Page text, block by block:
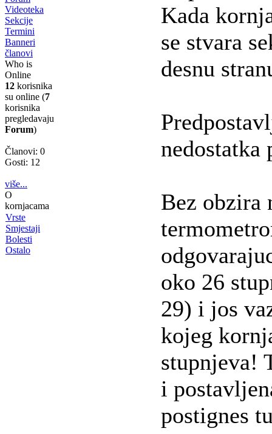
Videoteka
Sekcije
Termini
Banneri
članovi
Who is
Online
12 korisnika
su online (7
korisnika
pregledavaju
Forum)
Članovi: 0
Gosti: 12
više...
O
kornjacama
Vrste
Smjestaji
Bolesti
Ostalo
Kada
se stvara
desnu
nedostatka
Bez obzira
oko 26
29) i jos
kojeg
stupnjeva!
i
postignes